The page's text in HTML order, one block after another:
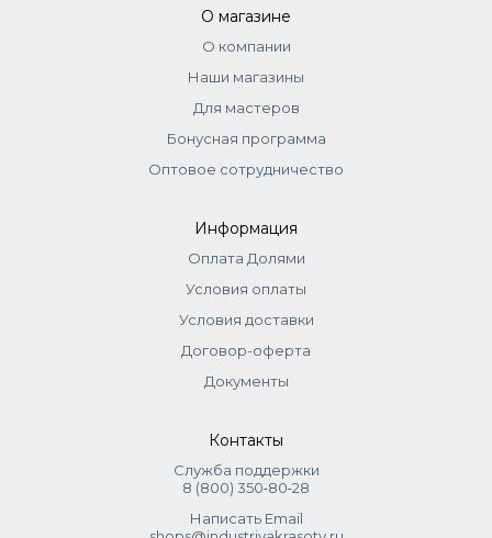
О магазине
О компании
Наши магазины
Для мастеров
Бонусная программа
Оптовое сотрудничество
Информация
Оплата Долями
Условия оплаты
Условия доставки
Договор-оферта
Документы
Контакты
Служба поддержки
8 (800) 350‑80‑28
Написать Email